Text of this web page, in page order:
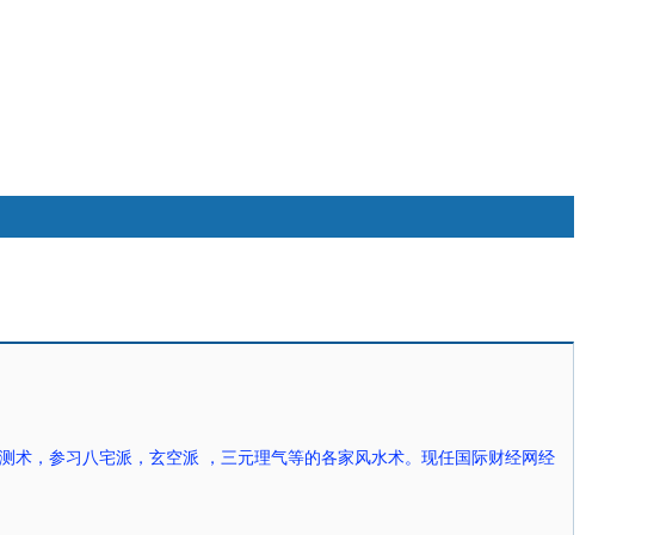
，参习八宅派，玄空派 ，三元理气等的各家风水术。现任国际财经网经